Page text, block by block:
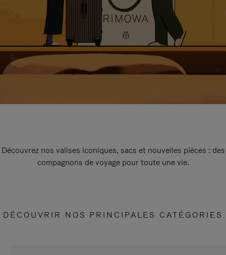
Découvrez nos valises iconiques, sacs et nouvelles pièces : des
compagnons de voyage pour toute une vie.
DÉCOUVRIR NOS PRINCIPALES CATÉGORIES